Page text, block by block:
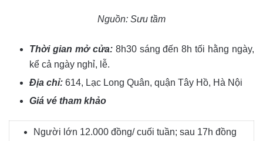
Nguồn: Sưu tầm
Thời gian mở cửa: 8h30 sáng đến 8h tối hằng ngày,
kể cả ngày nghỉ, lễ.
Địa chỉ: 614, Lạc Long Quân, quận Tây Hồ, Hà Nội
Giá vé tham khảo
Người lớn 12.000 đồng/ cuối tuần; sau 17h đồng